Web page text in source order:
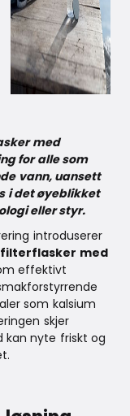
med
for alle som
vann, uansett
i det øyeblikket
eller styr.
introduserer
med
effektivt
som kalsium
skjer
kan nyte friskt og